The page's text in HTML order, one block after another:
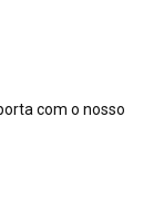
com o nosso